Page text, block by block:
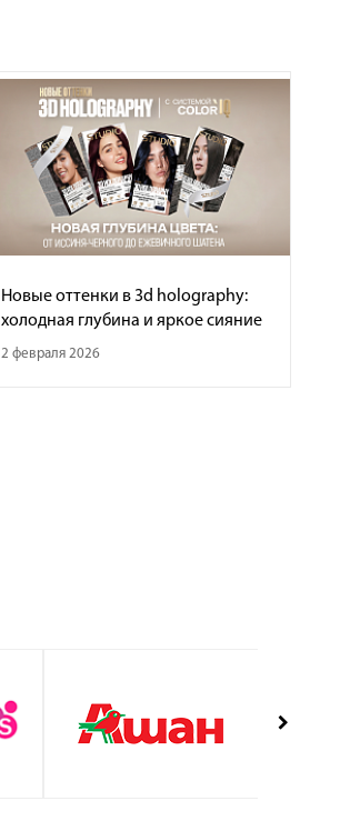
Новые оттенки в 3d holography:
холодная глубина и яркое сияние
2 февраля 2026